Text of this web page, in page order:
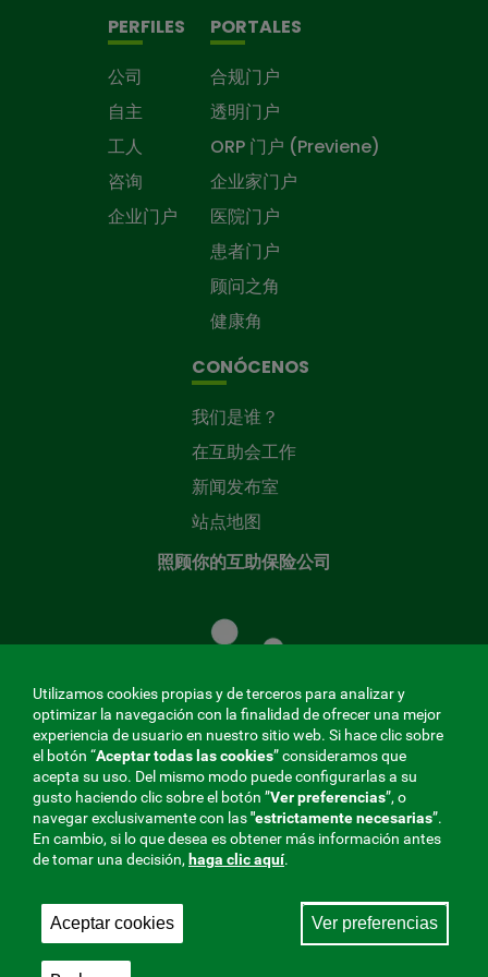
PERFILES
公司
自主
工人
咨询
企业门户
PORTALES
合规门户
透明门户
ORP 门户 (Previene)
企业家门户
医院门户
患者门户
顾问之角
健康角
CONÓCENOS
我们是谁？
在互助会工作
新闻发布室
站点地图
照顾你的互助保险公司
共
同
基
金
MENÚ
REDES
SOCIALES
V20
与社会保障的相互合作者，275 Fraternidad-Muprespa
Utilizamos cookies propias y de terceros para analizar y
optimizar la navegación con la finalidad de ofrecer una mejor
experiencia de usuario en nuestro sitio web. Si hace clic sobre
el botón “Aceptar todas las cookies” consideramos que
acepta su uso. Del mismo modo puede configurarlas a su
gusto haciendo clic sobre el botón ”Ver preferencias”, o
navegar exclusivamente con las"estrictamentenecesarias”.
En cambio, si lo que desea es obtener más información antes
de tomar una decisión, haga clic aquí.
Aceptar cookies Ver preferencias